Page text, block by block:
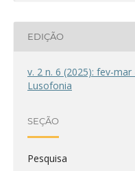
EDIÇÃO
v. 2 n. 6 (2025): fev-
Lusofonia
SEÇÃO
Pesquisa